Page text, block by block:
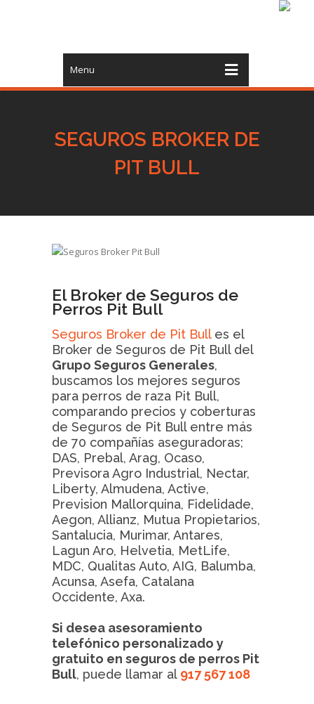
Menu
SEGUROS BROKER DE
PIT BULL
El Broker de Seguros de
Perros Pit Bull
Seguros Broker de Pit Bulles el
Broker de Seguros de Pit Bull del
Grupo Seguros Generales,
buscamos los mejores seguros
para perros de raza Pit Bull,
comparando precios y coberturas
de Seguros de Pit Bull entre más
de 70 compañías aseguradoras;
DAS, Prebal, Arag, Ocaso,
Previsora Agro Industrial, Nectar,
Liberty, Almudena, Active,
Prevision Mallorquina, Fidelidade,
Aegon, Allianz, Mutua Propietarios,
Santalucia, Murimar, Antares,
Lagun Aro, Helvetia, MetLife,
MDC, Qualitas Auto, AIG, Balumba,
Acunsa, Asefa, Catalana
Occidente, Axa.
Si desea asesoramiento
telefónico personalizado y
gratuito en seguros de perros Pit
Bull, puede llamar al 917 567 108